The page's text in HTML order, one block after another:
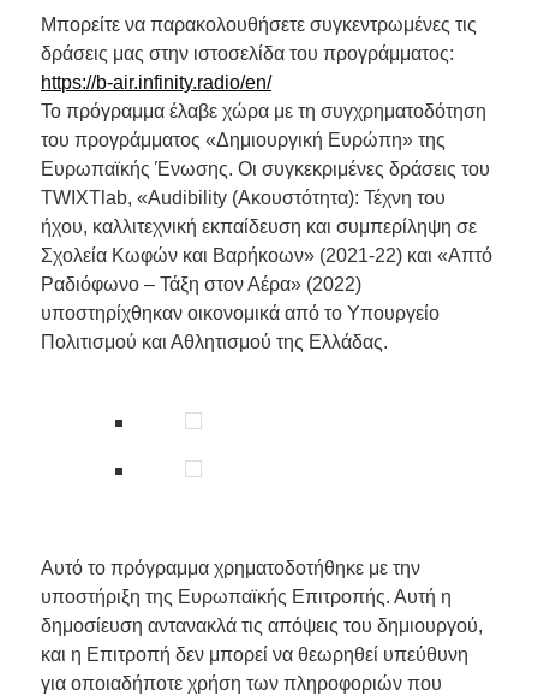
Μπορείτε να παρακολουθήσετε συγκεντρωμένες τις
δράσεις μας στην ιστοσελίδα του προγράμματος:
https://b-air.infinity.radio/en/
Το πρόγραμμα έλαβε χώρα με τη συγχρηματοδότηση
του προγράμματος «Δημιουργική Ευρώπη» της
Ευρωπαϊκής Ένωσης. Οι συγκεκριμένες δράσεις του
TWIXTlab, «Audibility (Ακουστότητα): Τέχνη του
ήχου, καλλιτεχνική εκπαίδευση και συμπερίληψη σε
Σχολεία Κωφών και Βαρήκοων» (2021-22) και «Απτό
Ραδιόφωνο – Τάξη στον Αέρα» (2022)
υποστηρίχθηκαν οικονομικά από το Υπουργείο
Πολιτισμού και Αθλητισμού της Ελλάδας.
Αυτό το πρόγραμμα χρηματοδοτήθηκε με την
υποστήριξη της Ευρωπαϊκής Επιτροπής. Αυτή η
δημοσίευση αντανακλά τις απόψεις του δημιουργού,
και η Επιτροπή δεν μπορεί να θεωρηθεί υπεύθυνη
για οποιαδήποτε χρήση των πληροφοριών που